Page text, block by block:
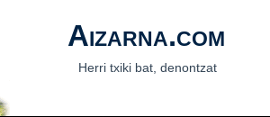
Aizarna.com
Herri txiki bat, denontzat